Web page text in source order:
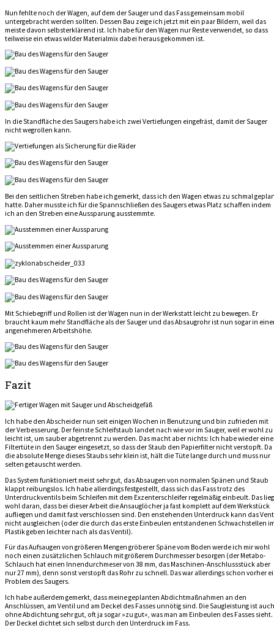
Nun fehlte noch der Wagen, auf dem der Sauger und das Fass gemeinsam mobil
untergebracht werden sollten. Dessen Bau zeige ich jetzt mit ein paar Bildern, weil das
meiste davon selbsterklärend ist. Ich habe für den Wagen nur Reste verwendet, so dass
teilweise ein etwas wilder Materialmix dabei heraus gekommen ist.
In die Standfläche des Saugers habe ich zwei Vertiefungen eingefräst, damit der Sauger
nicht wegrollen kann.
Bei den seitlichen Streben habe ich gemerkt, dass ich den Wagen etwas zu schmal
hatte. Daher musste ich für die Spannschließen des Saugers etwas Platz schaffen indem
ich an den Streben eine Aussparung ausstemmte.
Mit Schiebegriff und Rollen ist der Wagen nun in der Werkstatt leicht zu bewegen. Er
braucht kaum mehr Standfläche als der Sauger und das Absaugrohr ist nun sogar in
angenehmeren Arbeitshöhe.
Fazit
Ich habe den Abscheider nun seit einigen Wochen in Benutzung und bin zufrieden mit
der Verbesserung. Der feinste Schleifstaub landet nach wie vor im Sauger, weil er wohl zu
leicht ist, um sauber abgetrennt zu werden. Das macht aber nichts: Ich habe wieder eine
Filtertüte in den Sauger eingesetzt, so dass der Staub den Papierfilter nicht verstopft. Da
die absolute Menge dieses Staubs sehr klein ist, hält die Tüte lange durch und muss nur
selten getauscht werden.
Das System funktioniert meist sehr gut, das Absaugen von normalen Spänen und Staub
klappt reibungslos. Ich habe allerdings festgestellt, dass sich das Fass trotz des
Unterdruckventils beim Schleifen mit dem Exzenterschleifer regelmäßig einbeult. Das
wohl daran, dass bei dieser Arbeit die Ansauglöcher ja fast komplett auf dem Werkstück
aufliegen und damit fast verschlossen sind. Den enstehenden Unterdruck kann das
nicht ausgleichen (oder die durch das erste Einbeulen entstandenen Schwachstellen
Plastik geben leichter nach als das Ventil).
Für das Aufsaugen von größeren Mengen gröberer Späne vom Boden werde ich mir wohl
noch einen zusätzlichen Schlauch mit größerem Durchmesser besorgen (der Metabo-
Schlauch hat einen Innendurchmeser von 38 mm, das Maschinen-Anschlussstück aber
nur 27 mm), denn sonst verstopft das Rohr zu schnell. Das war allerdings schon vorher
Problem des Saugers.
Ich habe außerdem gemerkt, dass meine geplanten Abdichtmaßnahmen an den
Anschlüssen, am Ventil und am Deckel des Fasses unnötig sind. Die Saugleistung ist auch
ohne Abdichtung sehr gut, oft ja sogar »zu gut«, was man am Einbeulen des Fasses sieht.
Der Deckel dichtet sich selbst durch den Unterdruck im Fass.